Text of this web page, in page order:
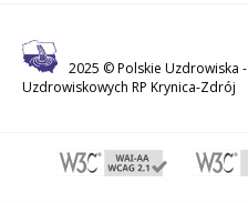
2025 © Polskie Uzdrowiska -
Uzdrowiskowych RP Krynica-Zdrój